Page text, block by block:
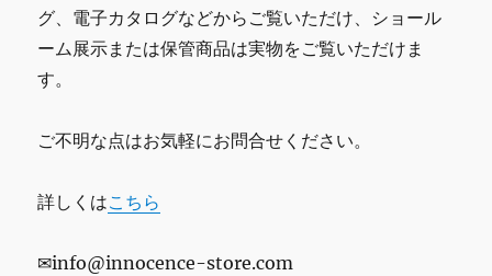
グ、電子カタログなどからご覧いただけ、ショール
ーム展示または保管商品は実物をご覧いただけま
す。
ご不明な点はお気軽にお問合せください。
詳しくはこちら
✉info@innocence-store.com